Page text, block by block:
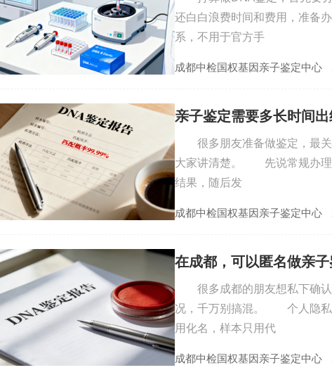
还白白浪费时间和费用，准
系，不用于官方手
成都中检国权基因亲子鉴定中心
亲子鉴定需要多长时间
很多朋友准备做鉴定，最关
大家讲清楚。 先说常规办理
结果，随后发
成都中检国权基因亲子鉴定中心
在成都，可以匿名做亲
很多成都的朋友想私下确认
况，千万别搞混。 个人隐私
用化名，样本只用代
成都中检国权基因亲子鉴定中心